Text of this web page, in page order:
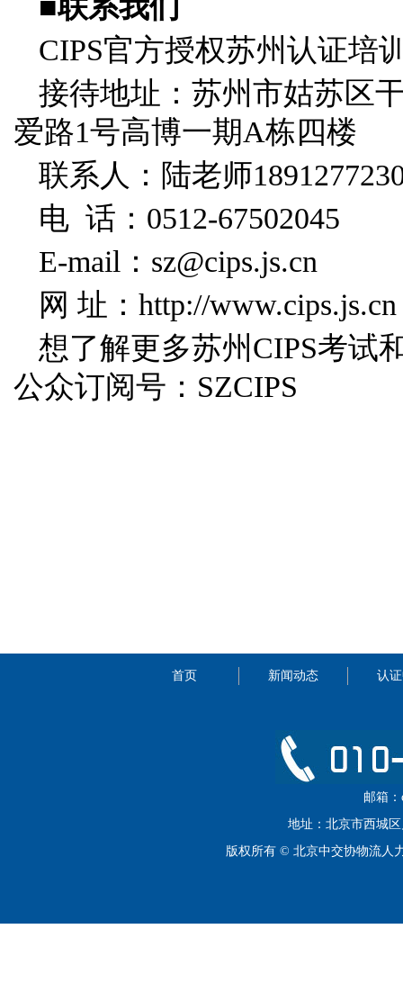
■联系我们
CIPS官方授权苏州认证培
接待地址：苏州市姑苏区
爱路1号高博一期A栋四楼
联系人：陆老师
电 话：0512-67502045
E-mail：sz@cips.js.cn
网 址：http://www.cips.js.cn
想了解更多苏州CIPS考试
公众订阅号：SZCIPS
首页 新闻动态 认
邮箱：
地址：北京市西城区
版权所有 © 北京中交协物流人